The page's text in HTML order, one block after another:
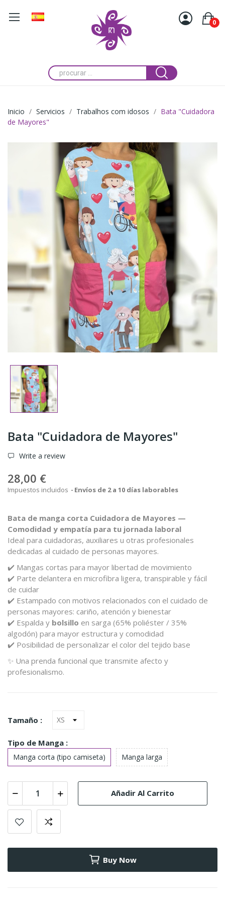
0
Inicio Servicios Trabalhos com idosos
Bata "Cuidadora
de Mayores"
Bata "Cuidadora de Mayores"
Write a review
28,00 €
Impuestos incluidos Envíos de 2 a 10 días laborables
Bata de manga corta Cuidadora de Mayores —
Comodidad y empatía para tu jornada laboral
Ideal para cuidadoras, auxiliares u otras profesionales
dedicadas al cuidado de personas mayores.
✔️ Mangas cortas para mayor libertad de movimiento
✔️ Parte delantera en microfibra ligera, transpirable y fácil
de cuidar
✔️ Estampado con motivos relacionados con el cuidado de
personas mayores: cariño, atención y bienestar
✔️ Espalda y bolsillo en sarga (65% poliéster / 35%
algodón) para mayor estructura y comodidad
✔️ Posibilidad de personalizar el color del tejido base
✨ Una prenda funcional que transmite afecto y
profesionalismo.
Tamaño :
Tipo de Manga :
Manga corta (tipo camiseta) Manga larga
Añadir Al Carrito
Buy Now